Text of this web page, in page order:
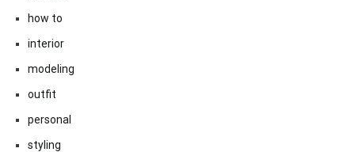
how to
interior
modeling
outfit
personal
styling